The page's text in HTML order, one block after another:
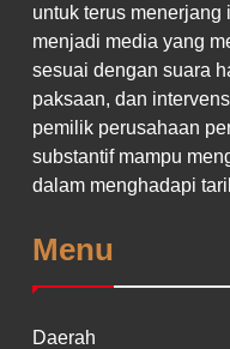
untuk terus menerjang
menjadi media yang
sesuai dengan suara
paksaan, dan
pemilik perusahaan
substantif mampu
dalam menghadapi
Menu
Daerah